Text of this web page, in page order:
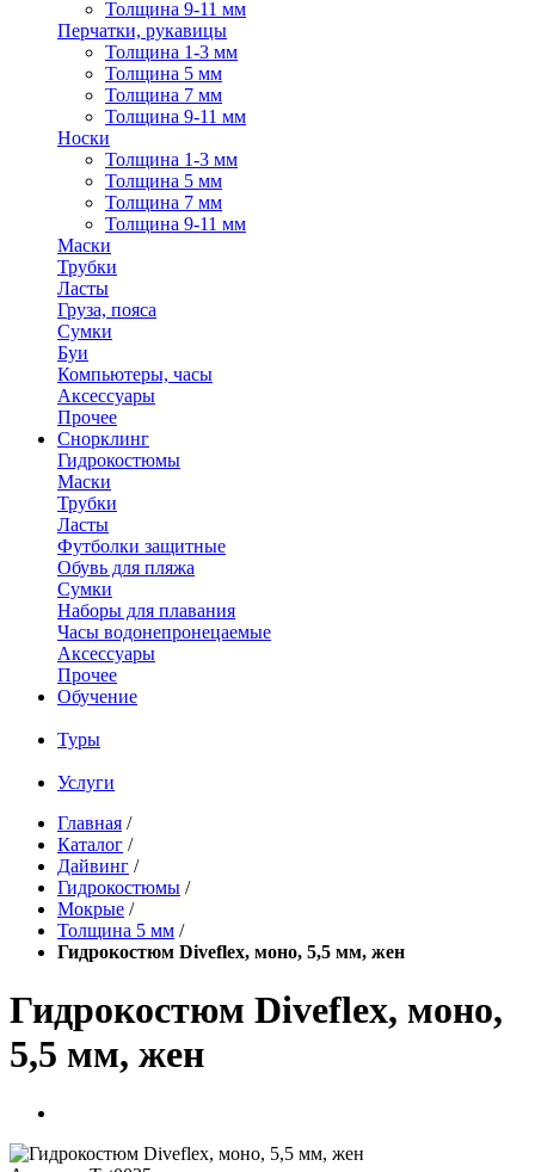
Толщина 9-11 мм
Перчатки, рукавицы
Толщина 1-3 мм
Толщина 5 мм
Толщина 7 мм
Толщина 9-11 мм
Носки
Толщина 1-3 мм
Толщина 5 мм
Толщина 7 мм
Толщина 9-11 мм
Маски
Трубки
Ласты
Груза, пояса
Сумки
Буи
Компьютеры, часы
Аксессуары
Прочее
Снорклинг
Гидрокостюмы
Маски
Трубки
Ласты
Футболки защитные
Обувь для пляжа
Сумки
Наборы для плавания
Часы водонепронецаемые
Аксессуары
Прочее
Обучение
Туры
Услуги
Главная /
Каталог /
Дайвинг /
Гидрокостюмы /
Мокрые /
Толщина 5 мм /
Гидрокостюм Diveflex, моно, 5,5 мм, жен
Гидрокостюм Diveflex, моно,
5,5 мм, жен